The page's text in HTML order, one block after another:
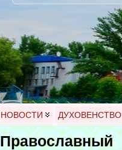
НОВОСТИ ДУХОВЕНСТВО
Православный